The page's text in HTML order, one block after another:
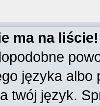
ma na liście!
języka
twój język.